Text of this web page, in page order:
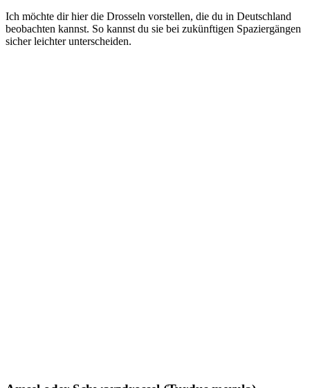
Ich möchte dir hier die Drosseln vorstellen, die du in Deutschland
beobachten kannst. So kannst du sie bei zukünftigen Spaziergängen
sicher leichter unterscheiden.